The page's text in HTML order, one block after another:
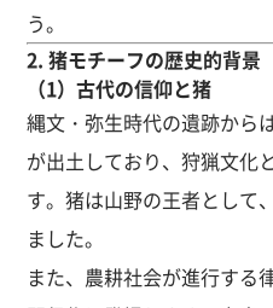
う。
2. 猪モチーフの歴史的背景
（1）古代の信仰と猪
縄文・弥生時代の遺跡から
が出土しており、狩猟文化
す。猪は山野の王者として
ました。
また、農耕社会が進行する